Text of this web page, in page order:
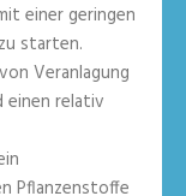
einer geringen
starten.
Veranlagung
einen relativ
Pflanzenstoffe